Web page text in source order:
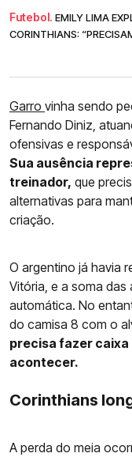
Futebol. EMILY LIMA
CORINTHIANS:
Garro vinha sendo
Fernando Diniz,
ofensivas e
Sua ausência
treinador, que
alternativas para
criação.
O argentino já havia
Vitória, e a soma
automática. No
do camisa 8 com o
precisa fazer caixa
acontecer.
Corinthians
A perda do meia